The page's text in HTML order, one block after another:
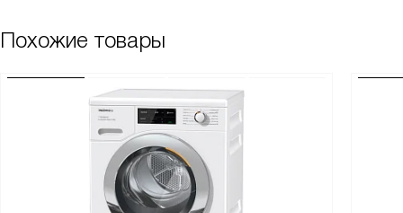
Похожие товары